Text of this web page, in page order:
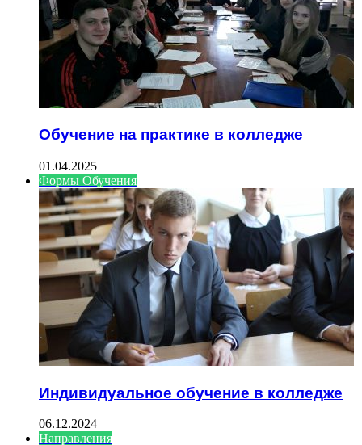
Обучение на практике в колледже
01.04.2025
Формы Обучения
Индивидуальное обучение в колледже
06.12.2024
Направления